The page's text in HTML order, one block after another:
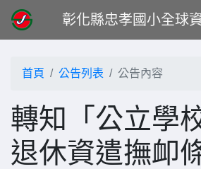
彰化縣忠孝國小全球
首頁 公告列表 公告內容
轉知「公立學
退休資遣撫卹